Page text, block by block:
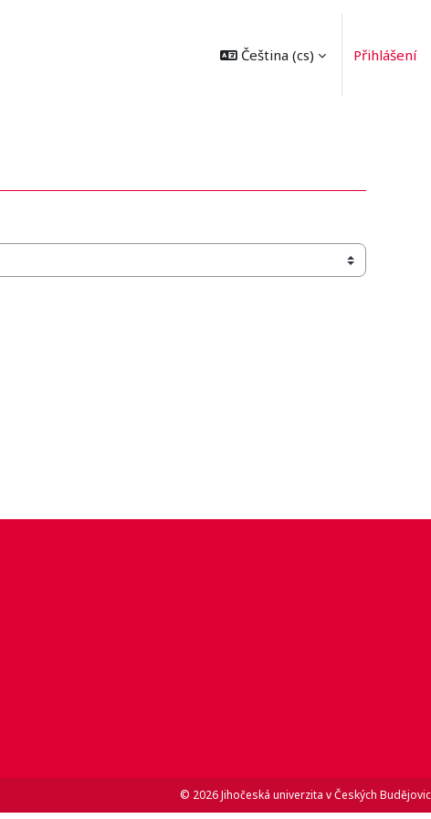
Čeština ‎(cs)‎ Přihlášení
© 2026 Jihočeská univerzita v Českých